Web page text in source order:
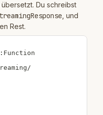
Du schreibst
, und
Rest.
: Function